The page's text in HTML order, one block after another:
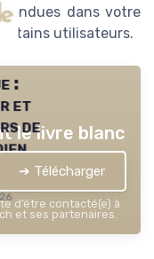
dans votre
utilisateurs.
:
et
de
le livre blanc
➔ Télécharger
d’être contacté(e) à
et ses partenaires.